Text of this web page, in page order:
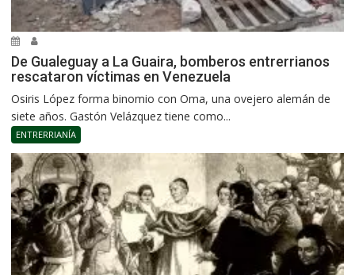
De Gualeguay a La Guaira, bomberos entrerrianos
rescataron víctimas en Venezuela
Osiris López forma binomio con Oma, una ovejero alemán de
siete años. Gastón Velázquez tiene como...
ENTRERRIANÍA